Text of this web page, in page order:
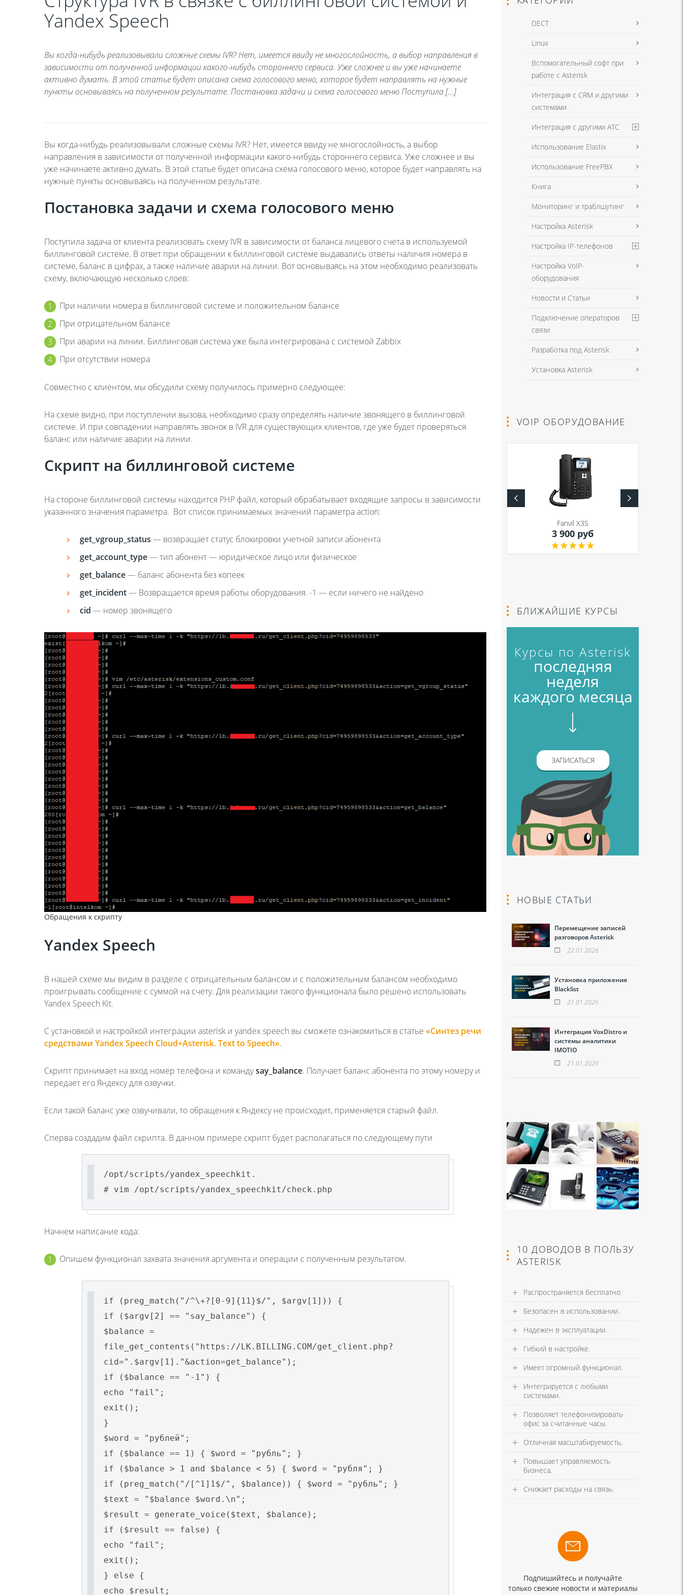
Yandex Speech
Вы когда-нибудь реализовывали сложные схемы IVR? Нет, имеется ввиду не многослойность, а выбор направления в
зависимости от полученной информации какого-нибудь стороннего сервиса. Уже сложнее и вы уже начинаете
активно думать. В этой статье будет описана схема голосового меню, которое будет направлять на нужные
пункты основываясь на полученном результате. Постановка задачи и схема голосового меню Поступила […]
Вы когда-нибудь реализовывали сложные схемы IVR? Нет, имеется ввиду не многослойность, а выбор
направления в зависимости от полученной информации какого-нибудь стороннего сервиса. Уже сложнее и вы
уже начинаете активно думать. В этой статье будет описана схема голосового меню, которое будет направлять на
нужные пункты основываясь на полученном результате.
Постановка задачи и схема голосового меню
Поступила задача от клиента реализовать схему IVR в зависимости от баланса лицевого счета в используемой
биллинговой системе. В ответ при обращении к биллинговой системе выдавались ответы наличия номера в
системе, баланс в цифрах, а также наличие аварии на линии. Вот основываясь на этом необходимо реализовать
схему, включающую несколько слоев:
При наличии номера в биллинговой системе и положительном балансе
При отрицательном балансе
При аварии на линии. Биллинговая система уже была интегрирована с системой Zabbix
При отсутствии номера
Совместно с клиентом, мы обсудили схему получилось примерно следующее:
На схеме видно, при поступлении вызова, необходимо сразу определять наличие звонящего в биллинговой
системе. И при совпадении направлять звонок в IVR для существующих клиентов, где уже будет проверяться
баланс или наличие аварии на линии.
Скрипт на биллинговой системе
На стороне биллинговой системы находится PHP файл, который обрабатывает входящие запросы в зависимости
указанного значения параметра. Вот список принимаемых значений параметра action:
get_vgroup_status — возвращает статус блокировки учетной записи абонента
get_account_type— тип абонент — юридическое лицо или физическое
get_balance— баланс абонента без копеек
get_incident— Возвращается время работы оборудования. -1 — если ничего не найдено
cid — номер звонящего
Обращения к скрипту
Yandex Speech
В нашей схеме мы видим в разделе с отрицательным балансом и с положительным балансом необходимо
проигрывать сообщение с суммой на счету. Для реализации такого функционала было решено использовать
Yandex Speech Kit.
С установкой и настройкой интеграции asterisk и yandex speech вы сможете ознакомиться в статье «Синтез речи
средствами Yandex Speech Cloud+Asterisk. Text to Speech».
Скрипт принимает на вход номер телефона и командуsay_balance. Получает баланс абонента по этому номеру и
передает его Яндексу для озвучки.
Если такой баланс уже озвучивали, то обращения к Яндексу не происходит, применяется старый файл.
Сперва создадим файл скрипта. В данном примере скрипт будет располагаться по следующему пути
/opt/scripts/yandex_speechkit.
# vim /opt/scripts/yandex_speechkit/check.php
Начнем написание кода:
Опишем функционал захвата значения аргумента и операции с полученным результатом.
if (preg_match("/^\+?[0-9]{11}$/", $argv[1])) {
if ($argv[2] == "say_balance") {
$balance =
file_get_contents("https://LK.BILLING.COM/get_client.php?
cid=".$argv[1]."&action=get_balance");
if ($balance == "-1") {
echo "fail";
exit();
}
$word = "рублей";
if ($balance == 1) { $word = "рубль"; }
if ($balance > 1 and $balance < 5) { $word = "рубля"; }
if (preg_match("/[^1]1$/", $balance)) { $word = "рубль"; }
$text = "$balance $word.\n";
$result = generate_voice($text, $balance);
if ($result == false) {
echo "fail";
exit();
} else {
echo $result;
DECT
Linux
Вспомогательный софт при
работе с Asterisk
Интеграция с CRM и другими
системами
Интеграция с другими АТС
Использование Elastix
Использование FreePBX
Книга
Мониторинг и траблшутинг
Настройка Asterisk
Настройка IP-телефонов
Настройка VoIP-
оборудования
Новости и Статьи
Подключение операторов
связи
Разработка под Asterisk
Установка Asterisk
VOIP ОБОРУДОВАНИЕ
Fanvil X3S
3 900 руб
БЛИЖАЙШИЕ КУРСЫ
Курсы по Asterisk
последняя
неделя
каждого месяца
ЗАПИСАТЬСЯ
НОВЫЕ СТАТЬИ
Перемещение записей
разговоров Asterisk
22.01.2026
Установка приложения
Blacklist
21.01.2026
Интеграция VoxDistro и
системы аналитики
IMOTIO
21.01.2026
10 ДОВОДОВ В ПОЛЬЗУ
ASTERISK
Распространяется бесплатно.
Безопасен в использовании.
Надежен в эксплуатации.
Гибкий в настройке.
Имеет огромный функционал.
Интегрируется с любыми
системами.
Позволяет телефонизировать
офис за считанные часы.
Отличная масштабируемость.
Повышает управляемость
бизнеса.
Снижает расходы на связь.
Подпишийтесь и получайте
только свежие новости и материалы